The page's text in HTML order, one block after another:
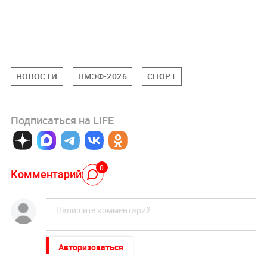
НОВОСТИ ПМЭФ-2026 СПОРТ
Подписаться на LIFE
Комментарий 0
Авторизоваться